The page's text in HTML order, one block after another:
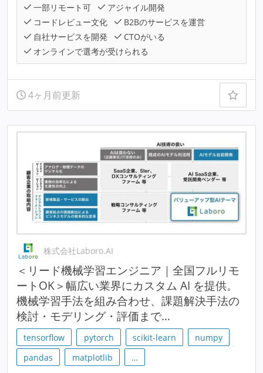
一部リモート可
アジャイル開発
コードレビュー文化
B2Bのサービスを運営
自社サービスを開発
CTOがいる
オンラインで選考が受けられる
4ヶ月前更新
株式会社Laboro.AI
＜リード機械学習エンジニア｜全国フルリモ
ートOK＞幅広い業界にカスタム AI を提供。
機械学習手法を組み合わせ、課題解決手法の
検討・モデリング・評価まで...
tensorflow pytorch scikit-learn
numpy
pandas
matplotlib …